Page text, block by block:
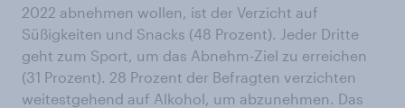
2022 abnehmen wollen, ist der Verzicht auf
Süßigkeiten und Snacks (48 Prozent). Jeder Dritte
geht zum Sport, um das Abnehm-Ziel zu erreichen
(31 Prozent). 28 Prozent der Befragten verzichten
weitestgehend auf Alkohol, um abzunehmen. Das